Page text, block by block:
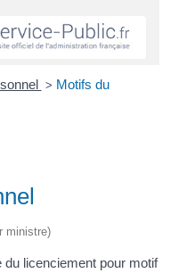
> Motifs du
ministre)
du licenciement pour motif